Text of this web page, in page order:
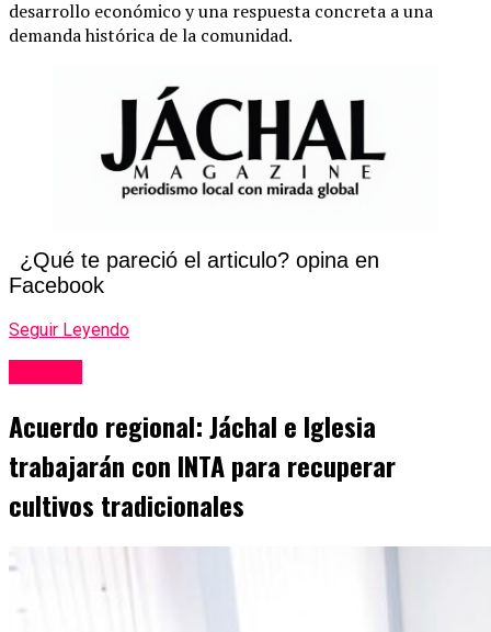
desarrollo económico y una respuesta concreta a una
demanda histórica de la comunidad.
¿Qué te pareció el articulo? opina en
Facebook
Seguir Leyendo
Acuerdo regional: Jáchal e Iglesia
trabajarán con INTA para recuperar
cultivos tradicionales